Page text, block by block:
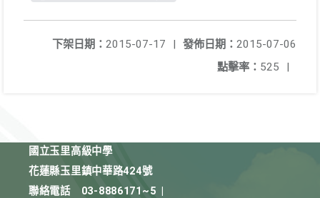
發佈日期： 2015-07-06
下架日期： 2015-07-17
|
點擊率： 525 |
國立玉里高級中學
花蓮縣玉里鎮中華路424號
聯絡電話
03-8886171~5